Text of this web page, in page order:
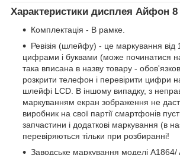
Характеристики дисплея Айфон
Комплектація - В рамке.
Ревізія (шлейфу) - це маркування від
цифрами і буквами (може починатися
така вписана в назву товару -
розкрити телефон і перевірити цифри
шлейфі LCD. В іншому випадку, з
маркуванням екран зображення не
виробник на свої партії смартфонів
запчастини і додаткові маркування (в
перевіряються тільки при розбиранні!
Заводське маркування моделі A1864/